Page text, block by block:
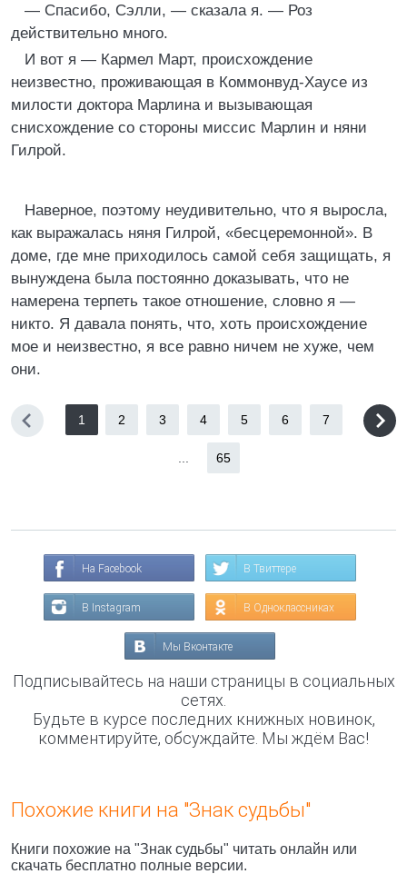
— Спасибо, Сэлли, — сказала я. — Роз
действительно много.
И вот я — Кармел Март, происхождение
неизвестно, проживающая в Коммонвуд-Хаусе из
милости доктора Марлина и вызывающая
снисхождение со стороны миссис Марлин и няни
Гилрой.
Наверное, поэтому неудивительно, что я выросла,
как выражалась няня Гилрой, «бесцеремонной». В
доме, где мне приходилось самой себя защищать, я
вынуждена была постоянно доказывать, что не
намерена терпеть такое отношение, словно я —
никто. Я давала понять, что, хоть происхождение
мое и неизвестно, я все равно ничем не хуже, чем
они.
1 2 3 4 5 6 7
65
На Facebook В Твиттере
В Instagram В Одноклассниках
Мы Вконтакте
Подписывайтесь на наши страницы в социальных
сетях.
Будьте в курсе последних книжных новинок,
комментируйте, обсуждайте. Мы ждём Вас!
Похожие книги на "Знак судьбы"
Книги похожие на "Знак судьбы" читать онлайн или
скачать бесплатно полные версии.